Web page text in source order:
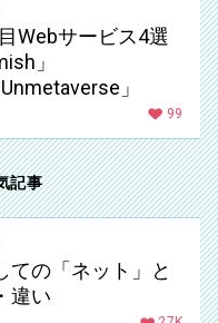
Webサービス4選
」
」
99
記事
ての「ネット」と
違い